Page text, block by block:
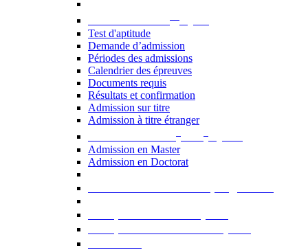
Test d'aptitude
Demande d’admission
Périodes des admissions
Calendrier des épreuves
Documents requis
Résultats et confirmation
Admission sur titre
Admission à titre étranger
Admission en Master
Admission en Doctorat